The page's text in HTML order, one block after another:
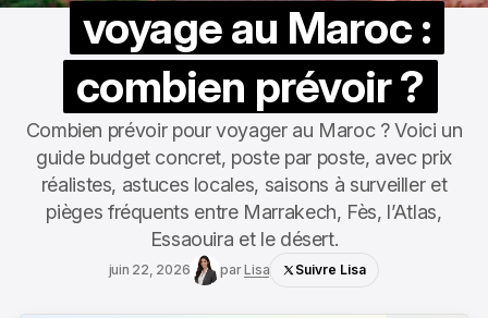
voyage au Maroc :
combien prévoir ?
Combien prévoir pour voyager au Maroc ? Voici un
guide budget concret, poste par poste, avec prix
réalistes, astuces locales, saisons à surveiller et
pièges fréquents entre Marrakech, Fès, l’Atlas,
Essaouira et le désert.
juin 22, 2026 parLisa Suivre Lisa